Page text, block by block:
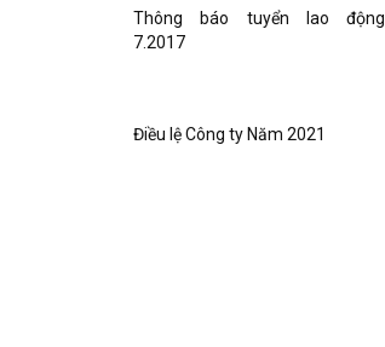
Thông báo tuyển lao động
7.2017
Điều lệ Công ty Năm 2021